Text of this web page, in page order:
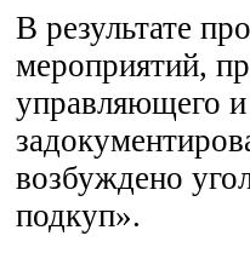
В результате
мероприятий,
управляющего и
возбуждено
подкуп».